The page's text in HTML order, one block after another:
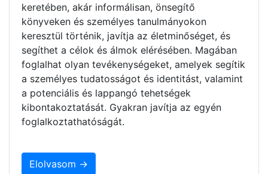
keretében, akár informálisan, önsegítő
könyveken és személyes tanulmányokon
keresztül történik, javítja az életminőséget, és
segíthet a célok és álmok elérésében. Magában
foglalhat olyan tevékenységeket, amelyek segítik
a személyes tudatosságot és identitást, valamint
a potenciális és lappangó tehetségek
kibontakoztatását. Gyakran javítja az egyén
foglalkoztathatóságát.
Elolvasom →